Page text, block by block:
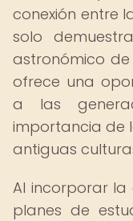
conexión entre
solo
astronómico
ofrece una
a las
importancia de
antiguas
Al incorporar la
planes de